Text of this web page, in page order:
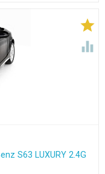


S63 LUXURY 2.4G